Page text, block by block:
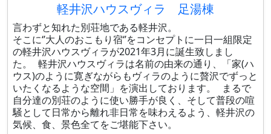
軽井沢ハウスヴィラ 足湯棟
言わずと知れた別荘地である軽井沢。
そこに‘’大人のおこもり宿‘’をコンセプトに一日一組限定
の軽井沢ハウスヴィラが2021年3月に誕生致しまし
た。 軽井沢ハウスヴィラは名前の由来の通り、「家(ハ
ウス)のように寛ぎながらもヴィラのように贅沢でずっと
いたくなるような空間」を演出しております。 まるで
自分達の別荘のように使い勝手が良く、そして普段の喧
騒として日常から離れ非日常を味わえるよう、軽井沢の
気候、食、景色全てをご堪能下さい。